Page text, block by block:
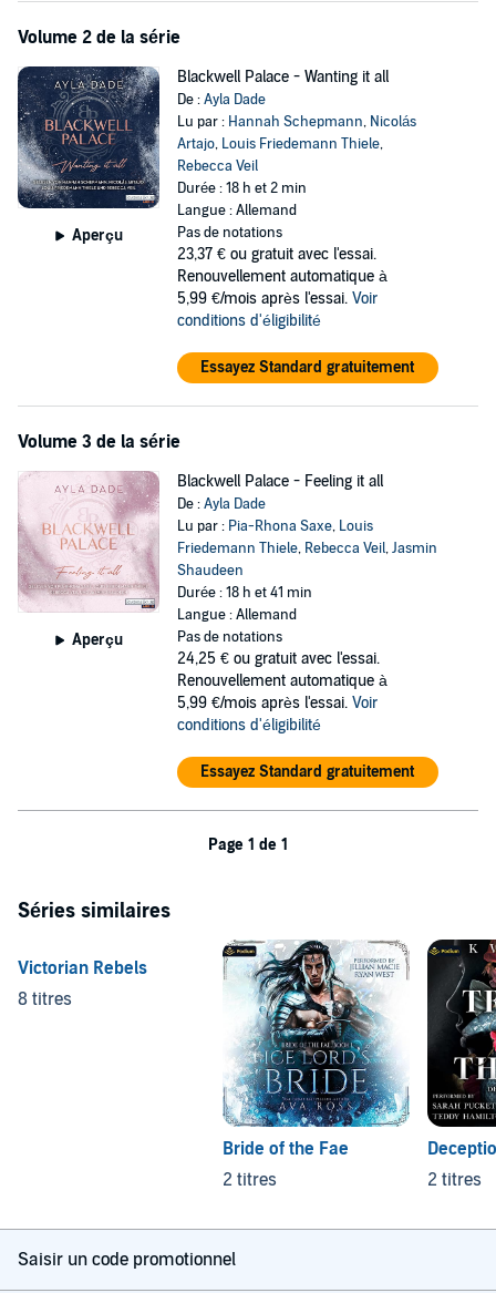
Volume 2 de la série
Aperçu
Blackwell Palace - Wanting it all
De :Ayla Dade
Lu par : Hannah Schepmann, Nicolás
Artajo, Louis Friedemann Thiele,
Rebecca Veil
Durée : 18 h et 2 min
Langue : Allemand
Pas de notations
23,37 € ou gratuit avec l'essai.
Renouvellement automatique à
5,99 €/mois après l'essai. Voir
conditions d'éligibilité
Essayez Standard gratuitement
Volume 3 de la série
Aperçu
Blackwell Palace - Feeling it all
De :Ayla Dade
Lu par : Pia-Rhona Saxe, Louis
Friedemann Thiele, Rebecca Veil,Jasmin
Shaudeen
Durée : 18 h et 41 min
Langue : Allemand
Pas de notations
24,25 € ou gratuit avec l'essai.
Renouvellement automatique à
5,99 €/mois après l'essai. Voir
conditions d'éligibilité
Essayez Standard gratuitement
Page 1 de 1
Séries similaires
Victorian Rebels
8 titres
Bride of the Fae
2 titres
2 titres
Saisir un code promotionnel